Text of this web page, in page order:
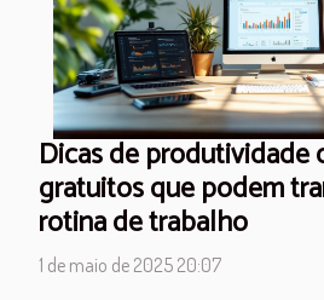
Dicas de produtividade
gratuitos que podem
rotina de trabalho
1 de maio de 2025 20:07